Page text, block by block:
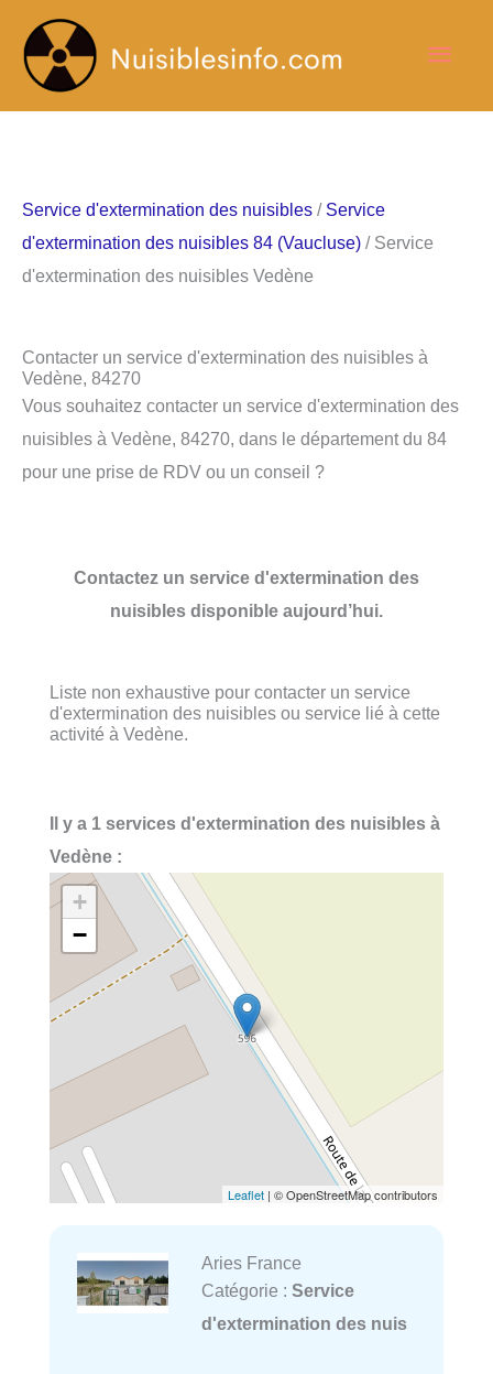
contenu
Service d'extermination des nuisibles / Service
d'extermination des nuisibles 84 (Vaucluse) / Service
d'extermination des nuisibles Vedène
Contacter un service d'extermination des nuisibles à
Vedène, 84270
Vous souhaitez contacter un service d'extermination des
nuisibles à Vedène, 84270, dans le département du 84
pour une prise de RDV ou un conseil ?
Contactez un service d'extermination des
nuisibles disponible aujourd’hui.
Liste non exhaustive pour contacter un service
d'extermination des nuisibles ou service lié à cette
activité à Vedène.
Il y a 1 services d'extermination des nuisibles à
Vedène :
+
−
Leaflet | © OpenStreetMap contributors
Aries France
Catégorie : Service
d'extermination des nuis